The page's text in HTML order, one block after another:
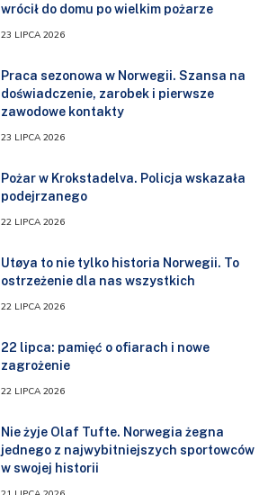
wrócił do domu po wielkim pożarze
23 LIPCA 2026
Praca sezonowa w Norwegii. Szansa na
doświadczenie, zarobek i pierwsze
zawodowe kontakty
23 LIPCA 2026
Pożar w Krokstadelva. Policja wskazała
podejrzanego
22 LIPCA 2026
Utøya to nie tylko historia Norwegii. To
ostrzeżenie dla nas wszystkich
22 LIPCA 2026
22 lipca: pamięć o ofiarach i nowe
zagrożenie
22 LIPCA 2026
Nie żyje Olaf Tufte. Norwegia żegna
jednego z najwybitniejszych sportowców
w swojej historii